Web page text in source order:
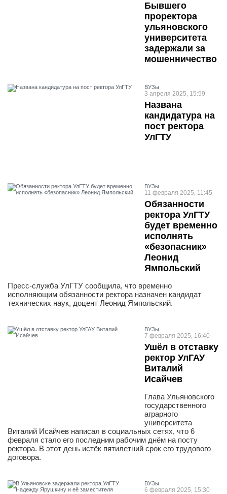
Бывшего
проректора
ульяновского
университета
задержали за
мошенничество
ВУЗы
3 апреля 2025, 15:59
Названа
кандидатура на
пост ректора
УлГТУ
ВУЗы
11 февраля 2025, 11:45
Обязанности
ректора УлГТУ
будет временно
исполнять
«безопасник»
Леонид
Ямпольский
Пресс-служба УлГТУ сообщила, что временно
исполняющим обязанности ректора назначен кандидат
технических наук, доцент Леонид Ямпольский.
ВУЗы
7 февраля 2025, 16:40
Ушёл в отставку
ректор УлГАУ
Виталий
Исайчев
Глава Ульяновского
государственного
аграрного
университета
Виталий Исайчев написал в социальных сетях, что 6
февраля стало его последним рабочим днём на посту
ректора. В этот день истёк пятилетний срок его трудового
договора.
ВУЗы
6 февраля 2025, 15:30